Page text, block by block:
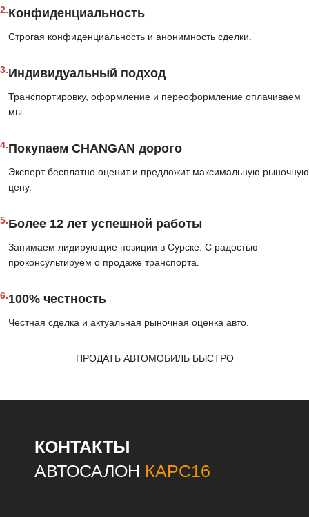
2.Конфиденциальность
Строгая конфиденциальность и анонимность сделки.
3.Индивидуальный подход
Транспортировку, оформление и переоформление оплачиваем
мы.
4.Покупаем CHANGAN дорого
Эксперт бесплатно оценит и предложит максимальную рыночную
цену.
5.Более 12 лет успешной работы
Занимаем лидирующие позиции в Сурске. С радостью
проконсультируем о продаже транспорта.
6.100% честность
Честная сделка и актуальная рыночная оценка авто.
ПРОДАТЬ АВТОМОБИЛЬ БЫСТРО
КОНТАКТЫ
АВТОСАЛОН КАРС16